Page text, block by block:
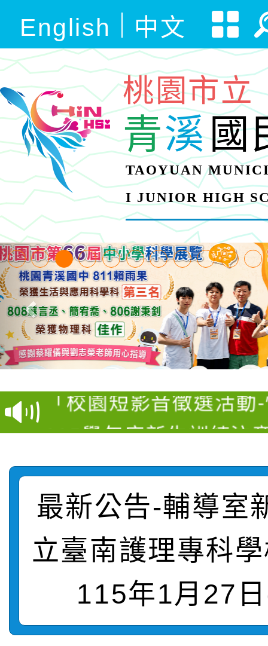
English 中文
桃園市立
青溪國
TAOYUAN
I JUNIOR HIGH
【甄選結果(第3招)】
學年度第1學期第9次代
結果(第3招)
桃園市家庭教育中心「
程資訊」、「暑期親子
「祖孫樂淘桃」、「愛
絕-親子共學同樂會」
站幸福系列講座及成長
宣導。
「校園短影音徵選活動
員」簡章及活動海報，
踴躍報名參加
115學年度新生訓練注
115學年度新生補報到
結果
【甄選結果(第10招)】
結果(第10招)
【甄選結果(第2招)】
學年度第1學期第9次代
結果(第2招)
轉知：本市公務人員協
9月16日本府B2大禮堂
1次會員大會暨第7屆會
函轉運動部全民運動
推動社區運動俱樂部營
桃園區第七屆教育盃羽
最新公告-輔導室
立臺南護理專科
115年1月27